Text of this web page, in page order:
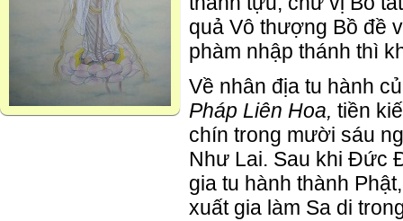
quả Vô thượng Bồ đề
phàm nhập thánh thì
Về nhân địa tu hành
Pháp Liên Hoa, tiền
chín trong mười sáu
Như Lai. Sau khi Đức
gia tu hành thành
xuất gia làm Sa di